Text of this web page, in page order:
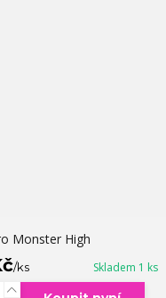
Monster High
/ks Skladem 1 ks